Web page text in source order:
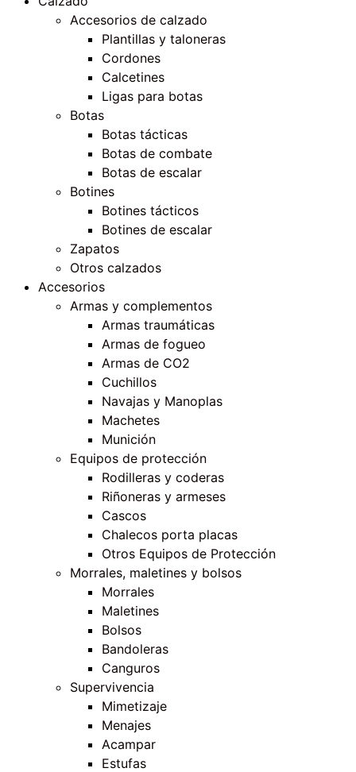
Accesorios de calzado
Plantillas y taloneras
Cordones
Calcetines
Ligas para botas
Botas
Botas tácticas
Botas de combate
Botas de escalar
Botines
Botines tácticos
Botines de escalar
Zapatos
Otros calzados
Accesorios
Armas y complementos
Armas traumáticas
Armas de fogueo
Armas de CO2
Cuchillos
Navajas y Manoplas
Machetes
Munición
Equipos de protección
Rodilleras y coderas
Riñoneras y armeses
Cascos
Chalecos porta placas
Otros Equipos de Protección
Morrales, maletines y bolsos
Morrales
Maletines
Bolsos
Bandoleras
Canguros
Supervivencia
Mimetizaje
Menajes
Acampar
Estufas